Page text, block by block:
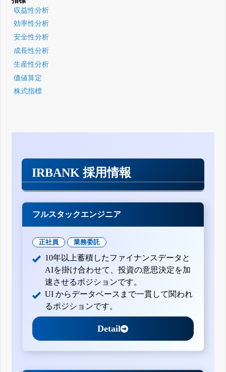
収益性分析
効率性分析
安全性分析
成長性分析
生産性分析
価値算定
株式指標
IRBANK 採用情報
フルスタックエンジニア
正社員 業務委託
10年以上蓄積したファイナンスデータと
AIを掛け合わせて、投資の意思決定を加
速させるポジションです。
UI からデータベースまで一貫して関われ
るポジションです。
Detail